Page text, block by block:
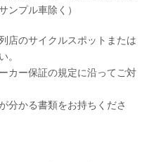
ンプル車除く）
店のサイクルスポットまたは
。
カー保証の規定に沿ってご対
分かる書類をお持ちくださ